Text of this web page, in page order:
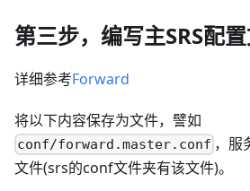
第三步，编写主SRS配
详细参考Forward
将以下内容保存为文件，譬如
conf/forward.master.conf ，服
文件(srs的conf文件夹有该文件)。